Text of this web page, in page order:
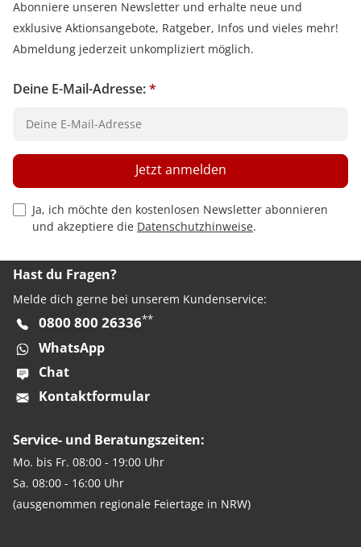
Abonniere unseren Newsletter und erhalte neue und
exklusive Aktionsangebote, Ratgeber, Infos und vieles mehr!
Abmeldung jederzeit unkompliziert möglich.
Deine E-Mail-Adresse:*
Privacy Policy Checkbox
Ja, ich möchte den kostenlosen Newsletter abonnieren
und akzeptiere die Datenschutzhinweise.
Jetzt anmelden
Hast du Fragen?
Melde dich gerne bei unserem Kundenservice:
0800 800 26336**
WhatsApp
Chat
Kontaktformular
Service- und Beratungszeiten:
Mo. bis Fr. 08:00 - 19:00 Uhr
Sa. 08:00 - 16:00 Uhr
(ausgenommen regionale Feiertage in NRW)